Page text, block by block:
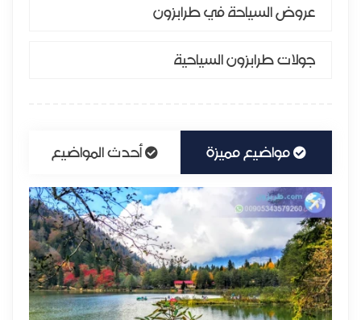
عروض السياحة في طرابزون
جولات طرابزون السياحية
مواضيع مميزة أحدث المواضيع